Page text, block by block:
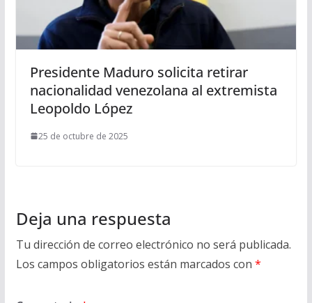
Presidente Maduro solicita retirar
nacionalidad venezolana al extremista
Leopoldo López
25 de octubre de 2025
Deja una respuesta
Tu dirección de correo electrónico no será publicada.
Los campos obligatorios están marcados con *